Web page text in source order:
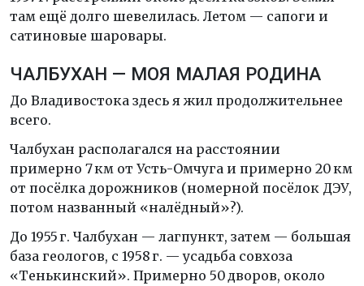
там ещё долго шевелилась. Летом — сапоги и
сатиновые шаровары.
ЧАЛБУХАН — МОЯ МАЛАЯ РОДИНА
До Владивостока здесь я жил продолжительнее
всего.
Чалбухан располагался на расстоянии
примерно 7 км от Усть-Омчуга и примерно 20 км
от посёлка дорожников (номерной посёлок ДЭУ,
потом названный «налёдный»?).
До 1955 г. Чалбухан — лагпункт, затем — большая
база геологов, с 1958 г. — усадьба совхоза
«Тенькинский». Примерно 50 дворов, около